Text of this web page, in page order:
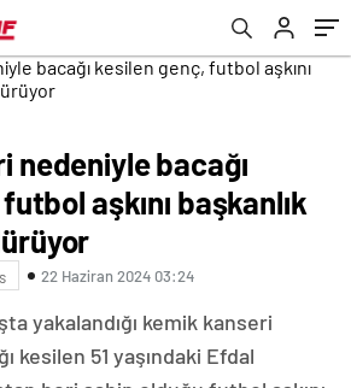
nedeniyle bacağı
aşkını başkanlık
22 Haziran 2024 03:24
yakalandığı kemik kanseri
kesilen 51 yaşındaki Efdal